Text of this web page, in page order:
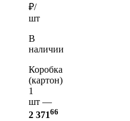
₽/
шт
В
наличии
Коробка
(картон)
1
шт —
2 37166